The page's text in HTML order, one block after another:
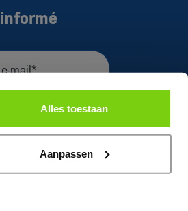
Alles toestaan
Aanpassen
mail*
par reCAPTCHA. Le
PolicyandTermes et